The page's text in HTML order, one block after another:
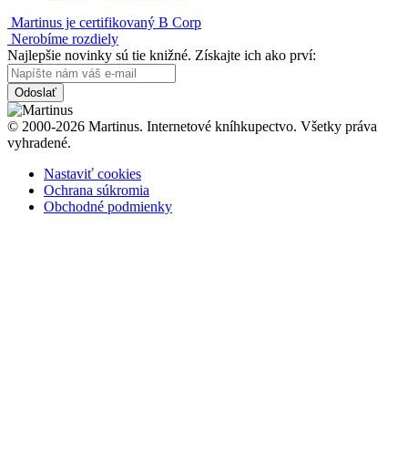
Martinus je certifikovaný B Corp
Nerobíme rozdiely
Najlepšie novinky sú tie knižné. Získajte ich ako prví:
Odoslať
© 2000-2026 Martinus. Internetové kníhkupectvo. Všetky práva
vyhradené.
Nastaviť cookies
Ochrana súkromia
Obchodné podmienky